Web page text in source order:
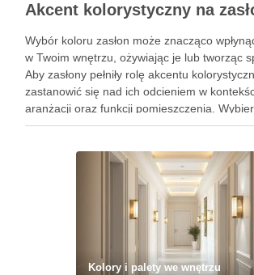
Wybór koloru zasłon może znacząco
w Twoim wnętrzu, ożywiając je lub tworząc
Aby zasłony pełniły rolę akcentu
zastanowić się nad ich odcieniem w
aranżacji oraz funkcji pomieszczenia.
odpowiednie barwy, możesz nie tylko
Kolory i palety we wnętrzu